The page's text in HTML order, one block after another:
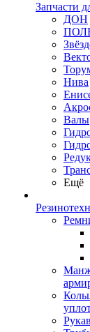
Запчасти
ДОН
Нива
Валы
Ещё